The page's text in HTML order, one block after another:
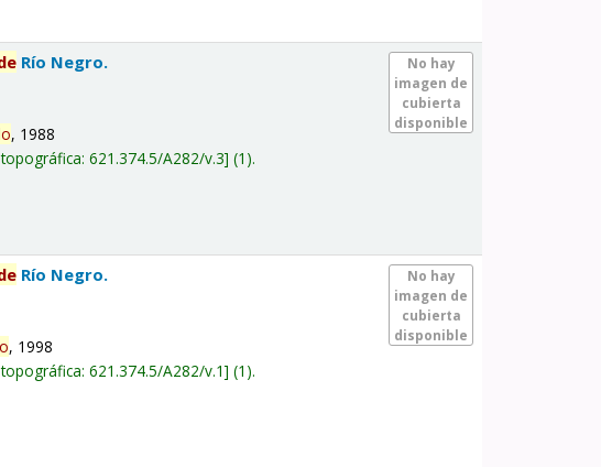
No hay
imagen de
cubierta
disponible
Río Negro.
, 1988
621.374.5/A282/v.3 (1).
No hay
imagen de
cubierta
disponible
Río Negro.
, 1998
621.374.5/A282/v.1 (1).